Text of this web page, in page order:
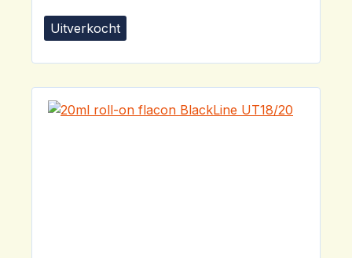
Uitverkocht